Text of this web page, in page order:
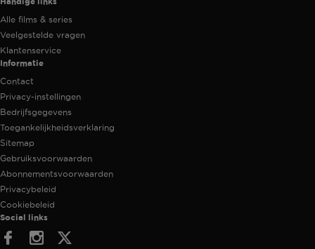
Alle films & series
Veelgestelde vragen
Klantenservice
Informatie
Contact
Privacy-instellingen
Bedrijfsgegevens
Toegankelijkheidsverklaring
Sitemap
Gebruiksvoorwaarden
Abonnementsvoorwaarden
Privacybeleid
Cookiebeleid
Social links
FacebookInstagram